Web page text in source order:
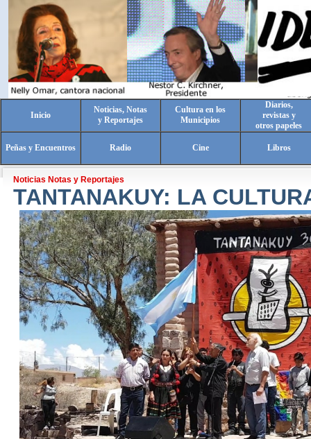
Inicio
Noticias, Notas
y Reportajes
Cultura en los
Municipios
Diarios,
revistas y
otros papeles
Peñas y Encuentros Radio Cine Libros
Noticias Notas y Reportajes
TANTANAKUY: LA